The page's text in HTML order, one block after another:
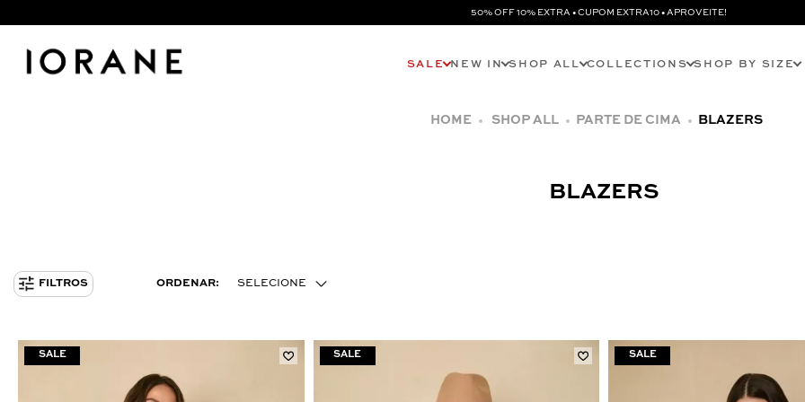
50% OFF 10% EXTRA • CUPOM EXTRA10 • APROVEITE!
SALE NEW IN SHOP ALL COLLECTIONS SHOP BY SIZE
SHOP ALL PARTE DE CIMA BLAZERS
BLAZERS
FILTROS ORDENAR: SELECIONE